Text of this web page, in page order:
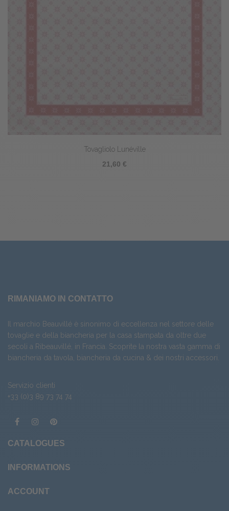
Tovagliolo Lunéville
21,60 €
RIMANIAMO IN CONTATTO
Il marchio Beauvillé è sinonimo di eccellenza nel settore delle
tovaglie e della biancheria per la casa stampata da oltre due
secoli a Ribeauvillé, in Francia. Scoprite la nostra vasta gamma di
biancheria da tavola
biancheria da cucina & dei nostri accessori
Servizio clienti
+33 (0)3 89 73 74 74
CATALOGUES
INFORMATIONS
ACCOUNT